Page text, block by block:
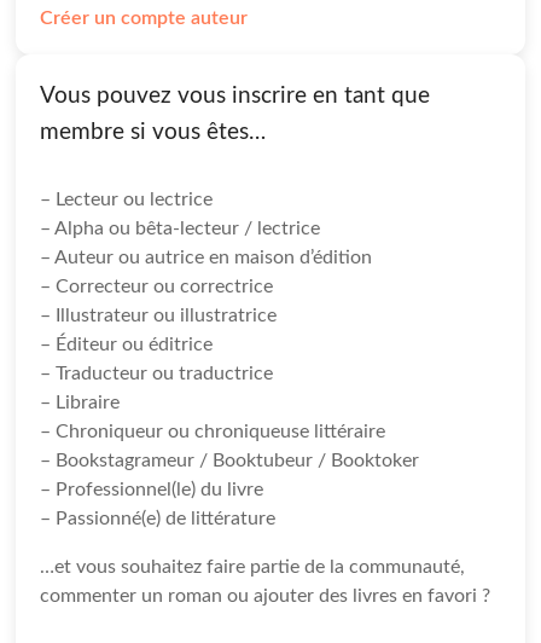
Créer un compte auteur
Vous pouvez vous inscrire en tant que
membre si vous êtes…
– Lecteur ou lectrice
– Alpha ou bêta-lecteur / lectrice
– Auteur ou autrice en maison d’édition
– Correcteur ou correctrice
– Illustrateur ou illustratrice
– Éditeur ou éditrice
– Traducteur ou traductrice
– Libraire
– Chroniqueur ou chroniqueuse littéraire
– Bookstagrameur / Booktubeur / Booktoker
– Professionnel(le) du livre
– Passionné(e) de littérature
…et vous souhaitez faire partie de la communauté,
commenter un roman ou ajouter des livres en favori ?